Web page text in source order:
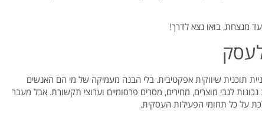
מנצחת, בואו נצא לדרך!
תוכנית שיווקית אפקטיבית. בלי הבנה מעמיקה של מי הם האנשים
לגבי מוצרים, מחירים, מסרים פרסומיים וערוצי תקשורת. אבל מעבר
על כל תחומי הפעילות העסקית.